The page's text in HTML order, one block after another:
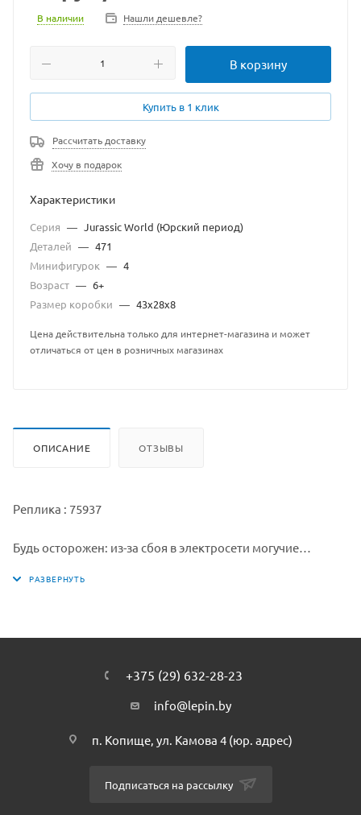
В наличии Нашли дешевле?
В корзину
Купить в 1 клик
Рассчитать доставку
Хочу в подарок
Характеристики
Серия — Jurassic World (Юрский период)
Деталей — 471
Минифигурок — 4
Возраст — 6+
Размер коробки — 43х28х8
Цена действительна только для интернет-магазина и может
отличаться от цен в розничных магазинах
ОПИСАНИЕ ОТЗЫВЫ
Реплика : 75937
Будь осторожен: из-за сбоя в электросети могучие
руль багги вместе с Оуэном Грэди и спеши на помощь.
+375 (29) 632-28-23
info@lepin.by
п. Копище, ул. Камова 4 (юр. адрес)
Подписаться на рассылку